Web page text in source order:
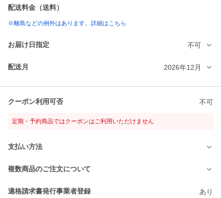
配送料金（送料）
※離島などの例外はあります。詳細はこちら
お届け日指定 不可
配送月 2026年12月
クーポン利用可否 不可
定期・予約商品ではクーポンはご利用いただけません
支払い方法
複数商品のご注文について
適格請求書発行事業者登録 あり